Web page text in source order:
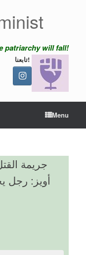
patriarchy will fall!
تابعنا!
Menu
جريمة
أويز: رجل